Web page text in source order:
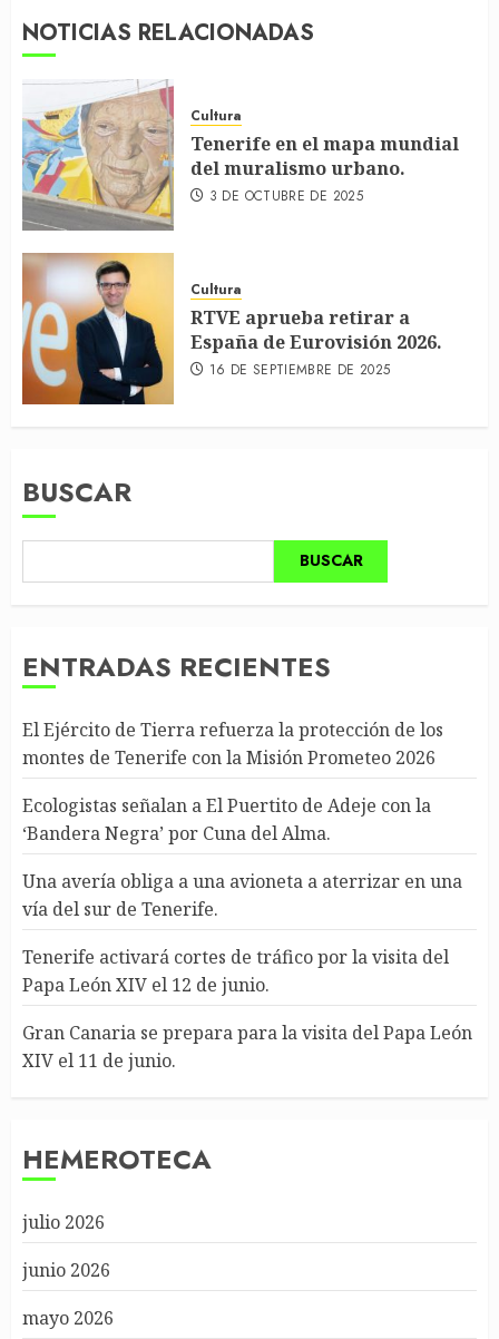
NOTICIAS RELACIONADAS
Cultura
Tenerife en el mapa mundial
del muralismo urbano.
3 DE OCTUBRE DE 2025
Cultura
RTVE aprueba retirar a
España de Eurovisión 2026.
16 DE SEPTIEMBRE DE 2025
BUSCAR
BUSCAR
ENTRADAS RECIENTES
El Ejército de Tierra refuerza la protección de los
montes de Tenerife con la Misión Prometeo 2026
Ecologistas señalan a El Puertito de Adeje con la
‘Bandera Negra’ por Cuna del Alma.
Una avería obliga a una avioneta a aterrizar en una
vía del sur de Tenerife.
Tenerife activará cortes de tráfico por la visita del
Papa León XIV el 12 de junio.
Gran Canaria se prepara para la visita del Papa León
XIV el 11 de junio.
HEMEROTECA
julio 2026
junio 2026
mayo 2026